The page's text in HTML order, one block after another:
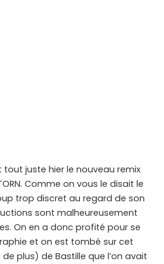
juste hier le nouveau remix
Comme on vous le disait le
trop discret au regard de son
sont malheureusement
On en a donc profité pour se
et on est tombé sur cet
plus) de Bastille que l’on avait